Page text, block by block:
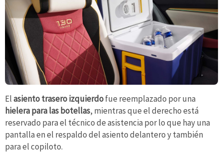
Elasiento trasero izquierdofue reemplazado por una
hielera para las botellas, mientras que el derecho está
reservado para el técnico de asistencia por lo que hay una
pantalla en el respaldo del asiento delantero y también
para el copiloto.